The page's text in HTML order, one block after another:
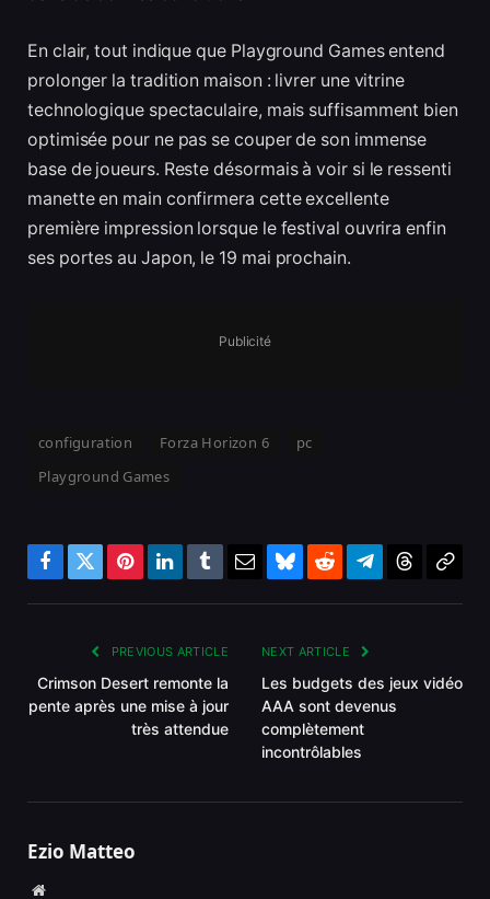
En clair, tout indique que Playground Games entend
prolonger la tradition maison : livrer une vitrine
technologique spectaculaire, mais suffisamment bien
optimisée pour ne pas se couper de son immense
base de joueurs. Reste désormais à voir si le ressenti
manette en main confirmera cette excellente
première impression lorsque le festival ouvrira enfin
ses portes au Japon, le 19 mai prochain.
Publicité
configuration Forza Horizon 6
pc
Playground Games
Facebook
TwitterPinterestLinkedInTumblrEmailBlueskyRedditTelegram
PREVIOUS ARTICLE
Crimson Desert remonte la
pente après une mise à jour
très attendue
NEXT ARTICLE
Les budgets des jeux vidéo
AAA sont devenus
complètement
incontrôlables
Ezio Matteo
Website